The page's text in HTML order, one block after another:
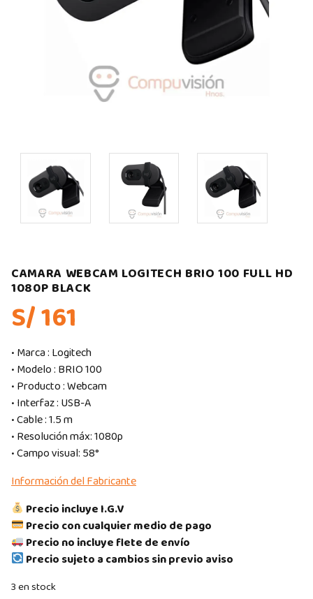
CAMARA WEBCAM LOGITECH BRIO 100 FULL HD
1080P BLACK
S/ 161
• Marca : Logitech
• Modelo : BRIO 100
• Producto : Webcam
• Interfaz : USB-A
• Cable : 1.5 m
• Resolución máx: 1080p
• Campo visual: 58°
Información del Fabricante
Precio incluye I.G.V
Precio con cualquier medio de pago
Precio no incluye flete de envío
Precio sujeto a cambios sin previo aviso
3 en stock